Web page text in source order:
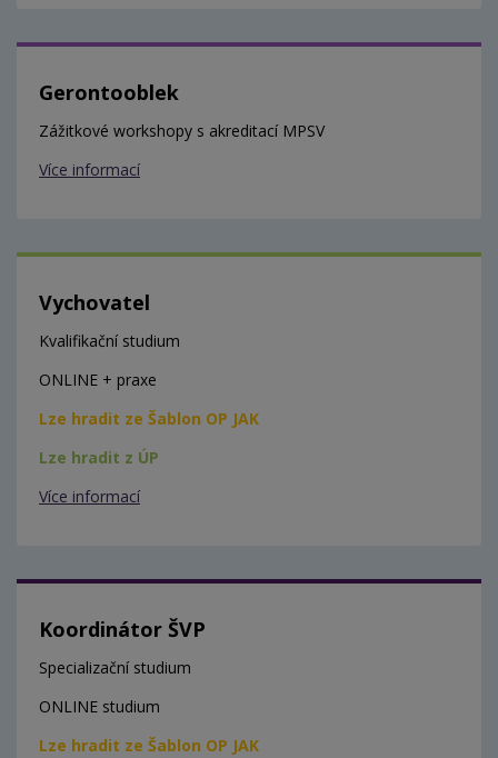
Gerontooblek
Zážitkové workshopy s akreditací MPSV
Více informací
Vychovatel
Kvalifikační studium
ONLINE + praxe
Lze hradit ze Šablon OP JAK
Lze hradit z ÚP
Více informací
Koordinátor ŠVP
Specializační studium
ONLINE studium
Lze hradit ze Šablon OP JAK